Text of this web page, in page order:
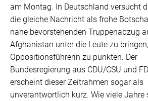
am Montag. In Deutschland versucht
die gleiche Nachricht als frohe
nahe bevorstehenden Truppenabzug
Afghanistan unter die Leute zu
Oppositionsführerin zu punkten. Der
Bundesregierung aus CDU/CSU und
erscheint dieser Zeitrahmen sogar als
unverantwortlich kurz. Wie viele Jahre